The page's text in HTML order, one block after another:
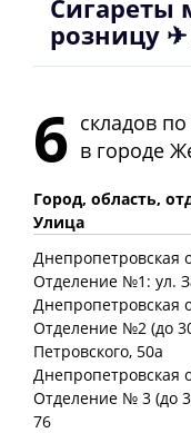
Сигареты
розницу
6 складов
в городе
Город, область,
Улица
Днепропетровская
Отделение №1: ул.
Днепропетровская
Отделение №2 (до
Петровского, 50а
Днепропетровская
Отделение № 3 (до
76